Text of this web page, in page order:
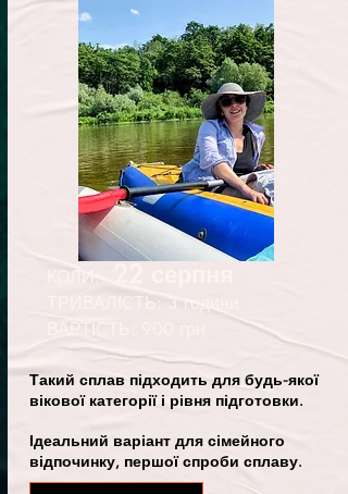
КОЛИ:
ТРИВАЛІСТЬ: 3 години
Такий сплав підходить для будь-якої
вікової категорії і рівня підготовки.
Ідеальний варіант для сімейного
відпочинку, першої спроби сплаву.